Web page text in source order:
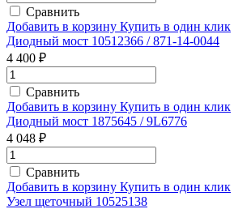
Сравнить
Добавить в корзину Купить в один клик
Диодный мост 10512366 / 871-14-0044
4 400 ₽
Сравнить
Добавить в корзину Купить в один клик
Диодный мост 1875645 / 9L6776
4 048 ₽
Сравнить
Добавить в корзину Купить в один клик
Узел щеточный 10525138